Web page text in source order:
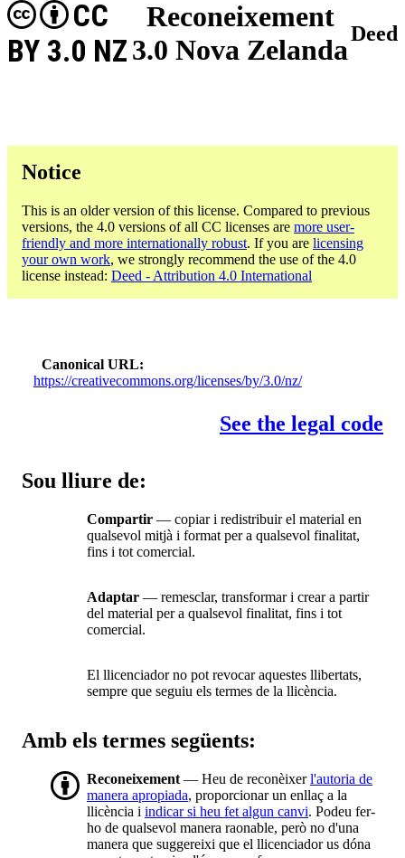
Reconeixement
3.0 Nova Zelanda
CC
BY 3.0 NZ
Deed
Notice
This is an older version of this license. Compared to previous
versions, the 4.0 versions of all CC licenses are more user-
friendly and more internationally robust. If you are licensing
your own work, we strongly recommend the use of the 4.0
license instead: Deed - Attribution 4.0 International
Canonical URL
https://creativecommons.org/licenses/by/3.0/nz/
See the legal code
Sou lliure de:
Compartir — copiar i redistribuir el material en
qualsevol mitjà i format per a qualsevol finalitat,
fins i tot comercial.
Adaptar — remesclar, transformar i crear a partir
del material per a qualsevol finalitat, fins i tot
comercial.
El llicenciador no pot revocar aquestes llibertats,
sempre que seguiu els termes de la llicència.
Amb els termes següents:
Reconeixement — Heu de reconèixerl'autoria de
manera apropiada, proporcionar un enllaç a la
llicència i indicar si heu fet algun canvi. Podeu fer-
ho de qualsevol manera raonable, però no d'una
manera que suggereixi que el llicenciador us dóna